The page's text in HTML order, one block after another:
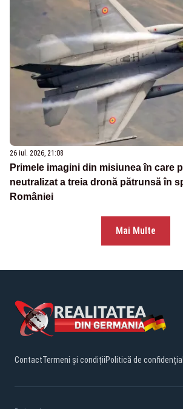
26 iul. 2026, 21:08
Primele imagini din misiunea în care
neutralizat a treia dronă pătrunsă în
României
Mai Multe
ContactTermeni și condițiiPolitică de